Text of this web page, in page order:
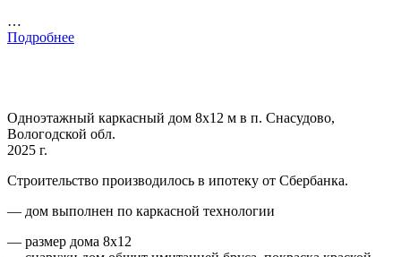
…
Подробнее
Одноэтажный каркасный дом 8х12 м в п. Снасудово,
Вологодской обл.
2025 г.
Строительство производилось в ипотеку от Сбербанка.
— дом выполнен по каркасной технологии
— размер дома 8х12